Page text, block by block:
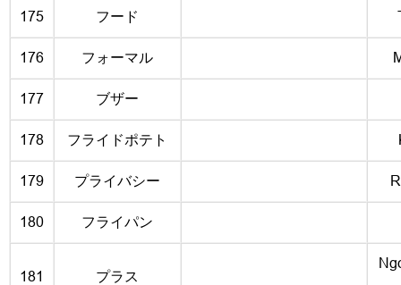
175 フード
176 フォーマル
177 ブザー
178 フライドポテト
179 プライバシー
180 フライパン
181 プラス